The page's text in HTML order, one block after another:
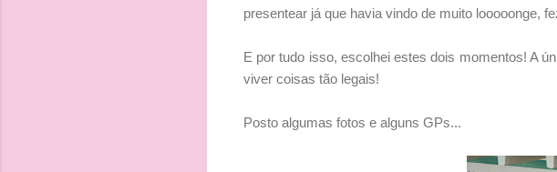
presentear já que havia vindo de muito looooonge,
E por tudo isso, escolhei estes dois momentos! A
viver coisas tão legais!
Posto algumas fotos e alguns GPs...